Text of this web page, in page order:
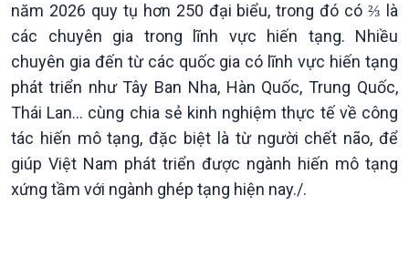
năm 2026 quy tụ hơn 250 đại biểu, trong đó có ⅔ là
các chuyên gia trong lĩnh vực hiến tạng. Nhiều
chuyên gia đến từ các quốc gia có lĩnh vực hiến tạng
phát triển như Tây Ban Nha, Hàn Quốc, Trung Quốc,
Thái Lan… cùng chia sẻ kinh nghiệm thực tế về công
tác hiến mô tạng, đặc biệt là từ người chết não, để
giúp Việt Nam phát triển được ngành hiến mô tạng
xứng tầm với ngành ghép tạng hiện nay./.